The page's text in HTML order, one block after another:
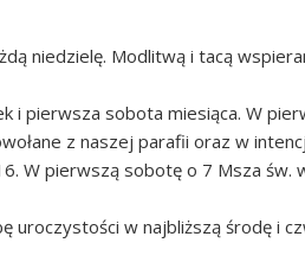
niedzielę. Modlitwą i tacą
pierwsza sobota miesiąca. W
z naszej parafii oraz w
W pierwszą sobotę o 7 Msza św.
uroczystości w najbliższą środę i